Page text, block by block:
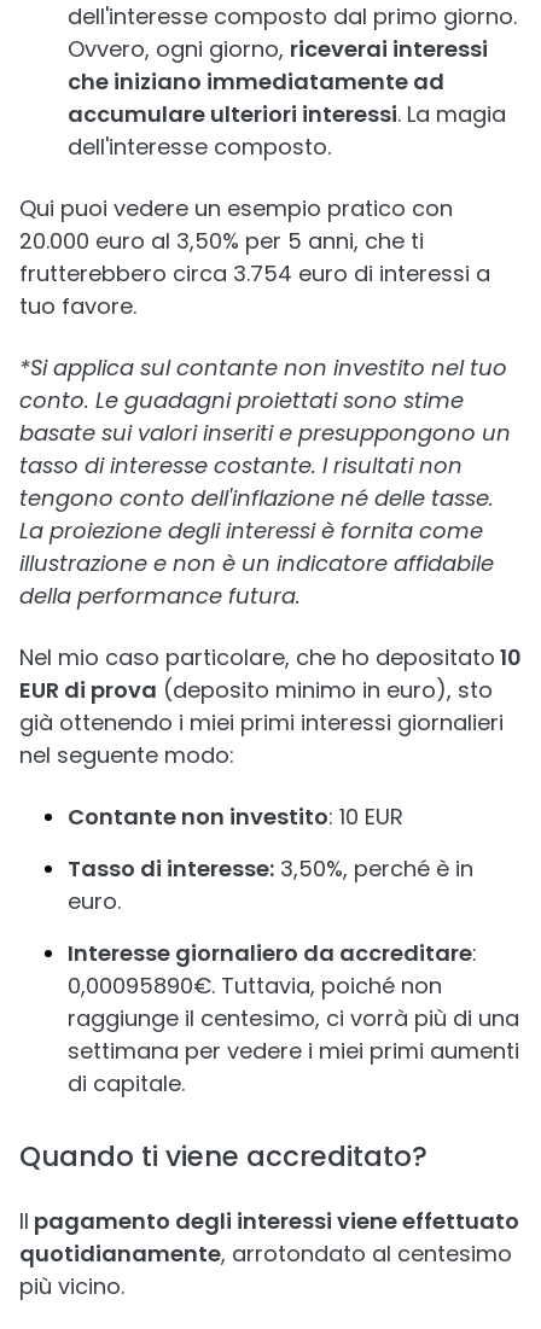
dell'interesse composto dal primo giorno.
Ovvero, ogni giorno, riceverai interessi
che iniziano immediatamente ad
accumulare ulteriori interessi. La magia
dell'interesse composto.
Qui puoi vedere un esempio pratico con
20.000 euro al 3,50% per 5 anni, che ti
frutterebbero circa 3.754 euro di interessi a
tuo favore.
*Si applica sul contante non investito nel tuo
conto. Le guadagni proiettati sono stime
basate sui valori inseriti e presuppongono un
tasso di interesse costante. I risultati non
tengono conto dell'inflazione né delle tasse.
La proiezione degli interessi è fornita come
illustrazione e non è un indicatore affidabile
della performance futura.
Nel mio caso particolare, che ho depositato 10
EUR di prova (deposito minimo in euro), sto
già ottenendo i miei primi interessi giornalieri
nel seguente modo:
Contante non investito: 10 EUR
Tasso di interesse: 3,50%, perché è in
euro.
Interesse giornaliero da accreditare:
0,00095890€. Tuttavia, poiché non
raggiunge il centesimo, ci vorrà più di una
settimana per vedere i miei primi aumenti
di capitale.
Quando ti viene accreditato?
Il pagamento degli interessi viene effettuato
quotidianamente, arrotondato al centesimo
più vicino.